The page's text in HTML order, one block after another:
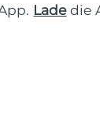
Ladedie